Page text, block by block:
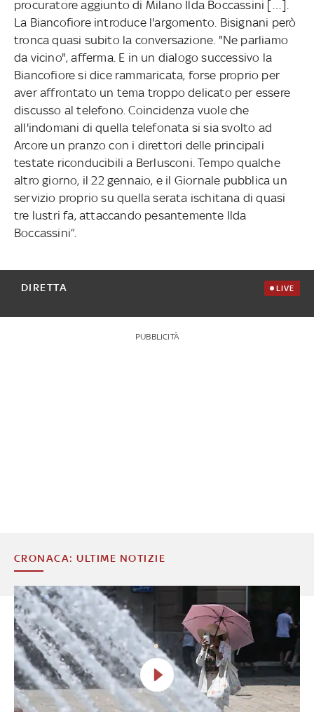
procuratore aggiunto di Milano Ilda Boccassini […].
La Biancofiore introduce l'argomento. Bisignani però
tronca quasi subito la conversazione. "Ne parliamo
da vicino", afferma. E in un dialogo successivo la
Biancofiore si dice rammaricata, forse proprio per
aver affrontato un tema troppo delicato per essere
discusso al telefono. Coincidenza vuole che
all'indomani di quella telefonata si sia svolto ad
Arcore un pranzo con i direttori delle principali
testate riconducibili a Berlusconi. Tempo qualche
altro giorno, il 22 gennaio, e il Giornale pubblica un
servizio proprio su quella serata ischitana di quasi
tre lustri fa, attaccando pesantemente Ilda
Boccassini”.
DIRETTA LIVE
PUBBLICITÀ
CRONACA: ULTIME NOTIZIE